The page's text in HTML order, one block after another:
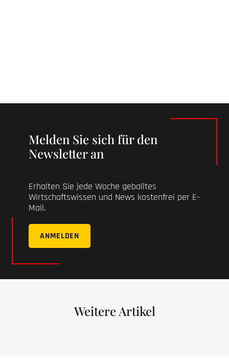
Melden Sie sich für den
Newsletter an
Erhalten Sie jede Woche geballtes
Wirtschaftswissen und News kostenfrei per E-
Mail.
ANMELDEN
Weitere Artikel